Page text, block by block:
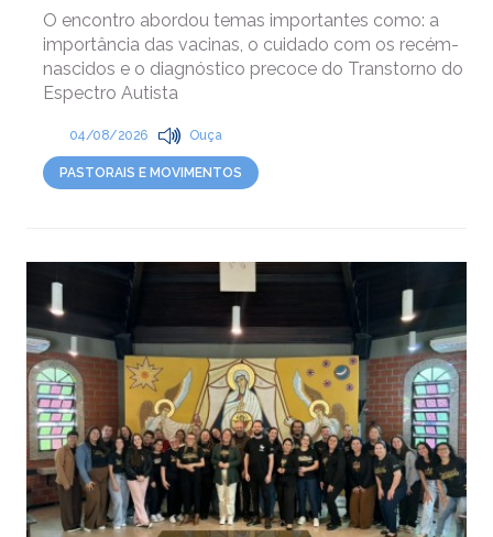
O encontro abordou temas importantes como: a
importância das vacinas, o cuidado com os recém-
nascidos e o diagnóstico precoce do Transtorno do
Espectro Autista
04/08/2026 Ouça
PASTORAIS E MOVIMENTOS